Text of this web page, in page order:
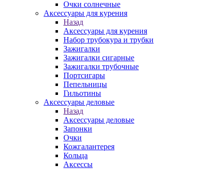
Очки солнечные
Аксессуары для курения
Назад
Аксессуары для курения
Набор трубокура и трубки
Зажигалки
Зажигалки сигарные
Зажигалки трубочные
Портсигары
Пепельницы
Гильотины
Аксессуары деловые
Назад
Аксессуары деловые
Запонки
Очки
Кожгалантерея
Кольца
Аксессы